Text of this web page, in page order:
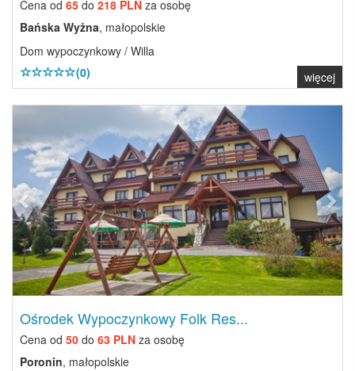
Cena od 65 do 218 PLN za osobę
Bańska Wyżna, małopolskie
Dom wypoczynkowy / Willa
(0)
więcej
Ośrodek Wypoczynkowy Folk Res...
Cena od 50 do 63 PLN za osobę
Poronin, małopolskie